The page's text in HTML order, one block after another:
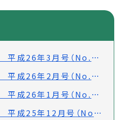
26年3月号（No.743）
26年2月号（No.742）
26年1月号（No.741）
25年12月号（No.740）